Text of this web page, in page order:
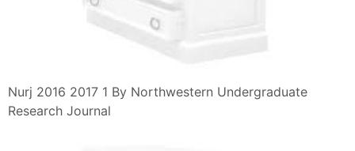
Nurj 2016 2017 1 By Northwestern Undergraduate
Research Journal